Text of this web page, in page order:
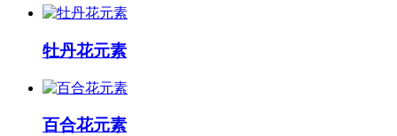
牡丹花元素
百合花元素